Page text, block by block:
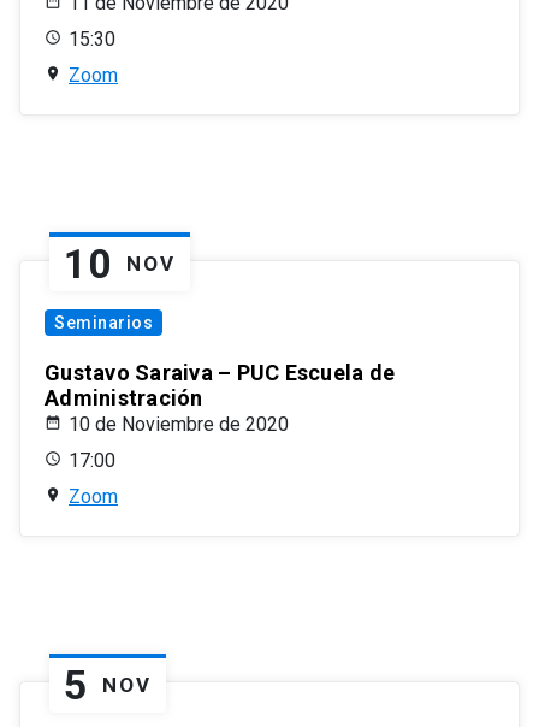
15:30
Zoom
10 NOV
Seminarios
Gustavo Saraiva – PUC Escuela de
Administración
10 de Noviembre de 2020
17:00
Zoom
5 NOV